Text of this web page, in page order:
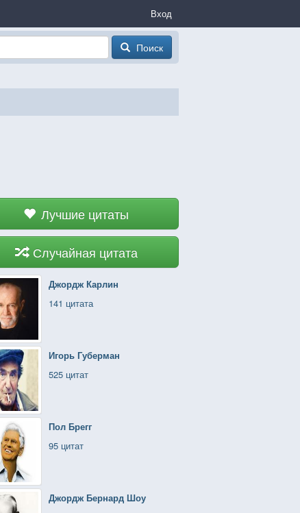
Вход
Поиск
Лучшие цитаты
Случайная цитата
Джордж Карлин
141 цитата
Игорь Губерман
525 цитат
Пол Брегг
95 цитат
Джордж Бернард Шоу